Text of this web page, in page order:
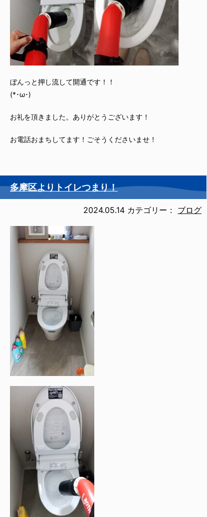
ぼんっと押し流して開通です！！
(*･ω･)
お礼を頂きました。ありがとうございます！
お電話おまちしてます！ごそうくださいませ！
多摩区よりトイレつまり！
2024.05.14 カテゴリー： ブログ